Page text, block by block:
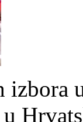
izbora